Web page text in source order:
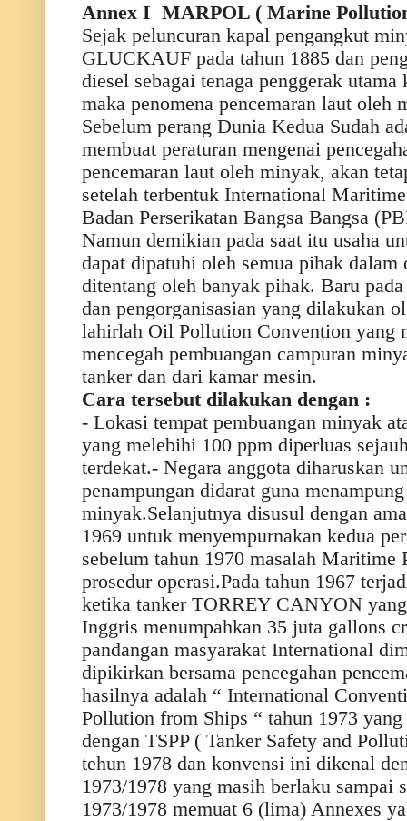
Annex I MARPOL ( Marine
Sejak peluncuran kapal pengangkut
GLUCKAUF pada tahun 1885 dan
diesel sebagai tenaga penggerak
maka penomena pencemaran laut oleh
Sebelum perang Dunia Kedua Sudah
membuat peraturan mengenai
pencemaran laut oleh minyak, akan
setelah terbentuk International
Badan Perserikatan Bangsa Bangsa
Namun demikian pada saat itu usaha
dapat dipatuhi oleh semua pihak dalam
ditentang oleh banyak pihak. Baru
dan pengorganisasian yang dilakukan
lahirlah Oil Pollution Convention yang
mencegah pembuangan campuran
tanker dan dari kamar mesin.
Cara tersebut dilakukan dengan :
- Lokasi tempat pembuangan minyak
yang melebihi 100 ppm diperluas
terdekat.- Negara anggota diharuskan
penampungan didarat guna
minyak.Selanjutnya disusul dengan
1969 untuk menyempurnakan kedua
sebelum tahun 1970 masalah Maritime
prosedur operasi.Pada tahun 1967
ketika tanker TORREY CANYON
Inggris menumpahkan 35 juta gallons
pandangan masyarakat International
dipikirkan bersama pencegahan
hasilnya adalah “ International
Pollution from Ships “ tahun 1973
dengan TSPP ( Tanker Safety and
tehun 1978 dan konvensi ini dikenal
1973/1978 yang masih berlaku sampai
1973/1978 memuat 6 (lima) Annexes